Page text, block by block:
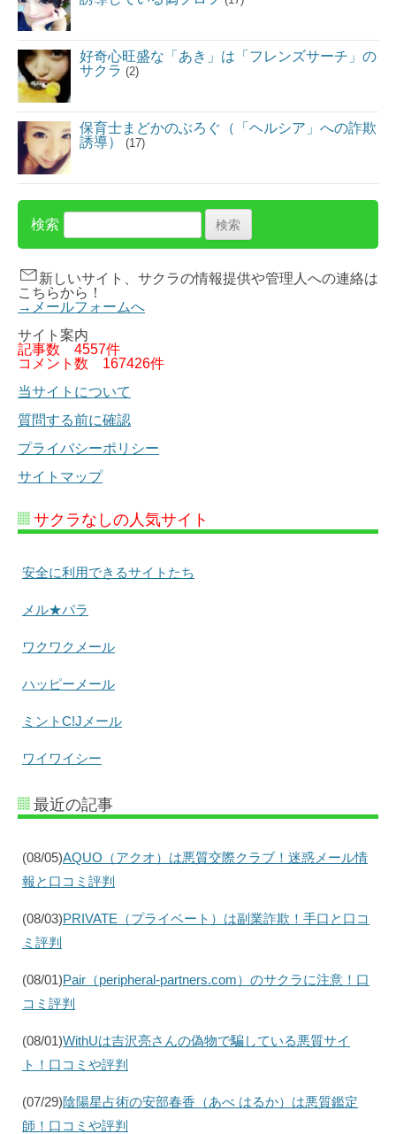
好奇心旺盛な「あき」は「フレンズサーチ」の
サクラ (2)
保育士まどかのぶろぐ（「ヘルシア」への詐欺
誘導）
(17)
検索
新しいサイト、サクラの情報提供や管理人への連絡は
こちらから！
→メールフォームへ
サイト案内
記事数 4557件
コメント数 167426件
当サイトについて
質問する前に確認
プライバシーポリシー
サイトマップ
サクラなしの人気サイト
安全に利用できるサイトたち
メル★パラ
ワクワクメール
ハッピーメール
ミントC!Jメール
ワイワイシー
最近の記事
(08/05)AQUO（アクオ）は悪質交際クラブ！迷惑メール情
報と口コミ評判
(08/03)PRIVATE（プライベート）は副業詐欺！手口と口コ
ミ評判
(08/01)Pair（peripheral-partners.com）のサクラに注意！口
コミ評判
(08/01)WithUは吉沢亮さんの偽物で騙している悪質サイ
ト！口コミや評判
(07/29)陰陽星占術の安部春香（あべ はるか）は悪質鑑定
師！口コミや評判